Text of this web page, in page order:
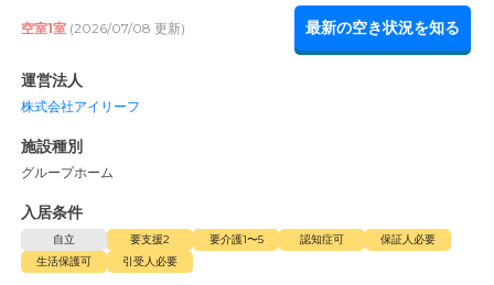
空室1室 (2026/07/08 更新) 最新の空き状況を知る
運営法人
株式会社アイリーフ
施設種別
グループホーム
入居条件
自立 要支援2 要介護1〜5 認知症可
保証人必要
生活保護可
引受人必要